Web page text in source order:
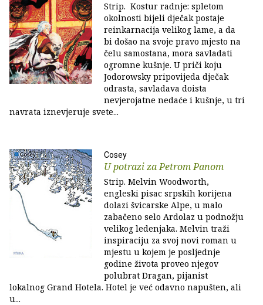
Strip. Kostur radnje: spletom
okolnosti bijeli dječak postaje
reinkarnacija velikog lame, a da
bi došao na svoje pravo mjesto na
čelu samostana, mora savladati
ogromne kušnje. U priči koju
Jodorowsky pripovijeda dječak
odrasta, savladava doista
nevjerojatne nedaće i kušnje, u tri
navrata iznevjeruje svete...
Cosey
U potrazi za Petrom Panom
Strip. Melvin Woodworth,
engleski pisac srpskih korijena
dolazi švicarske Alpe, u malo
zabačeno selo Ardolaz u podnožju
velikog ledenjaka. Melvin traži
inspiraciju za svoj novi roman u
mjestu u kojem je posljednje
godine života proveo njegov
polubrat Dragan, pijanist
lokalnog Grand Hotela. Hotel je već odavno napušten, ali
u...